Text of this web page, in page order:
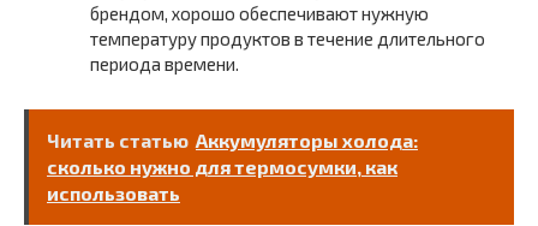
брендом, хорошо обеспечивают нужную
температуру продуктов в течение длительного
периода времени.
Читать статью Аккумуляторы холода:
сколько нужно для термосумки, как
использовать